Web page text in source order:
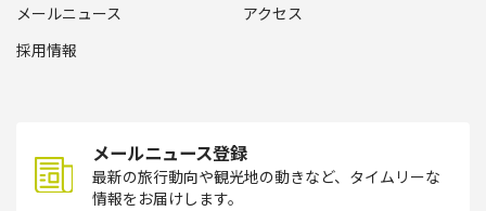
メールニュース
アクセス
採用情報
メールニュース登録
最新の旅行動向や観光地の動きなど、タイムリーな
情報をお届けします。